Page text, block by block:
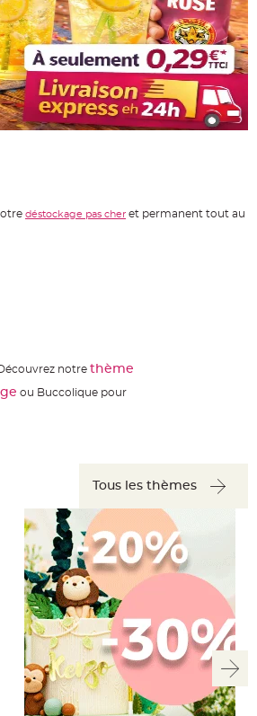
déstockage pas cher et permanent tout au
notre thème
ou Buccolique pour
Tous les thèmes